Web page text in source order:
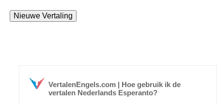
VertalenEngels.com | Hoe gebruik ik de
vertalen Nederlands Esperanto?